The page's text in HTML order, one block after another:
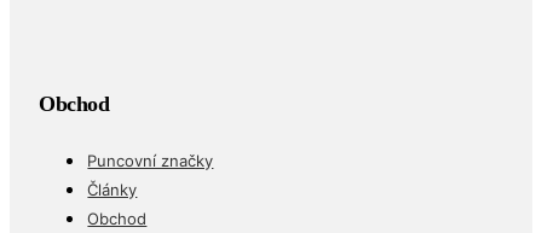
Obchod
Puncovní značky
Články
Obchod